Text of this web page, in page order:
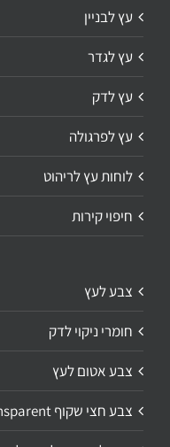
עץ לבניין
עץ לגדר
עץ לדק
עץ לפרגולה
לוחות עץ לריהוט
חיפוי קירות
צבע לעץ
חומרי ניקוי לדק
צבע אטום לעץ
צבע חצי שקוף Semi Transparent